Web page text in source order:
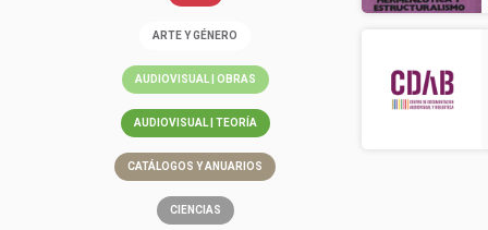
ARTE Y GÉNERO
AUDIOVISUAL | OBRAS
AUDIOVISUAL | TEORÍA
CATÁLOGOS Y ANUARIOS
CIENCIAS